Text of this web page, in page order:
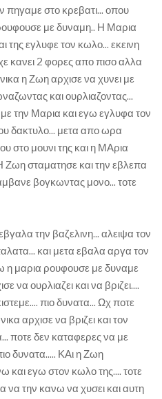
πηγαμε στο κρεβατι... οπου
με δυναμη.. Η Μαρια
εγλυφε τον κωλο... εκεινη
κανει 2 φορες απο πισο αλλα
η Ζωη αρχισε να χυνει με
και ουρλιαζοντας...
την Μαρια και εγω εγλυφα τον
δακτυλο... μετα απο ωρα
στο μουνι της και η ΜΑρια
Ζωη σταματησε και την εβλεπα
βογκωντας μονο... τοτε
την βαζελινη... αλειψα τον
και μετα εβαλα αργα τον
η μαρια ρουφουσε με δυναμε
να ουρλιαζει και να βριζει....
πιο δυνατα... Ωχ ποτε
αρχισε να βριζει και τον
ποτε δεν καταφερες να με
δυνατα..... ΚΑι η Ζωη
και εγω στον κωλο της.... τοτε
να την κανω να χυσει και αυτη